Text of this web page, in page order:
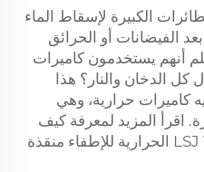
الكبيرة لإسقاط الماء
أو الحرائق
أنهم يستخدمون كاميرات
كل الدخان والنار؟ هذا
كاميرات حرارية، وهي
اقرأ المزيد لمعرفة كيف
تكون كاميرات LSJ Technology الحرارية للإطفاء منقذة